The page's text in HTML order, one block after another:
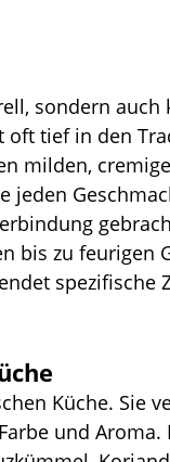
sondern auch
oft tief in den
milden,
jeden
bis zu feurigen
spezifische
Küche. Sie
und Aroma.